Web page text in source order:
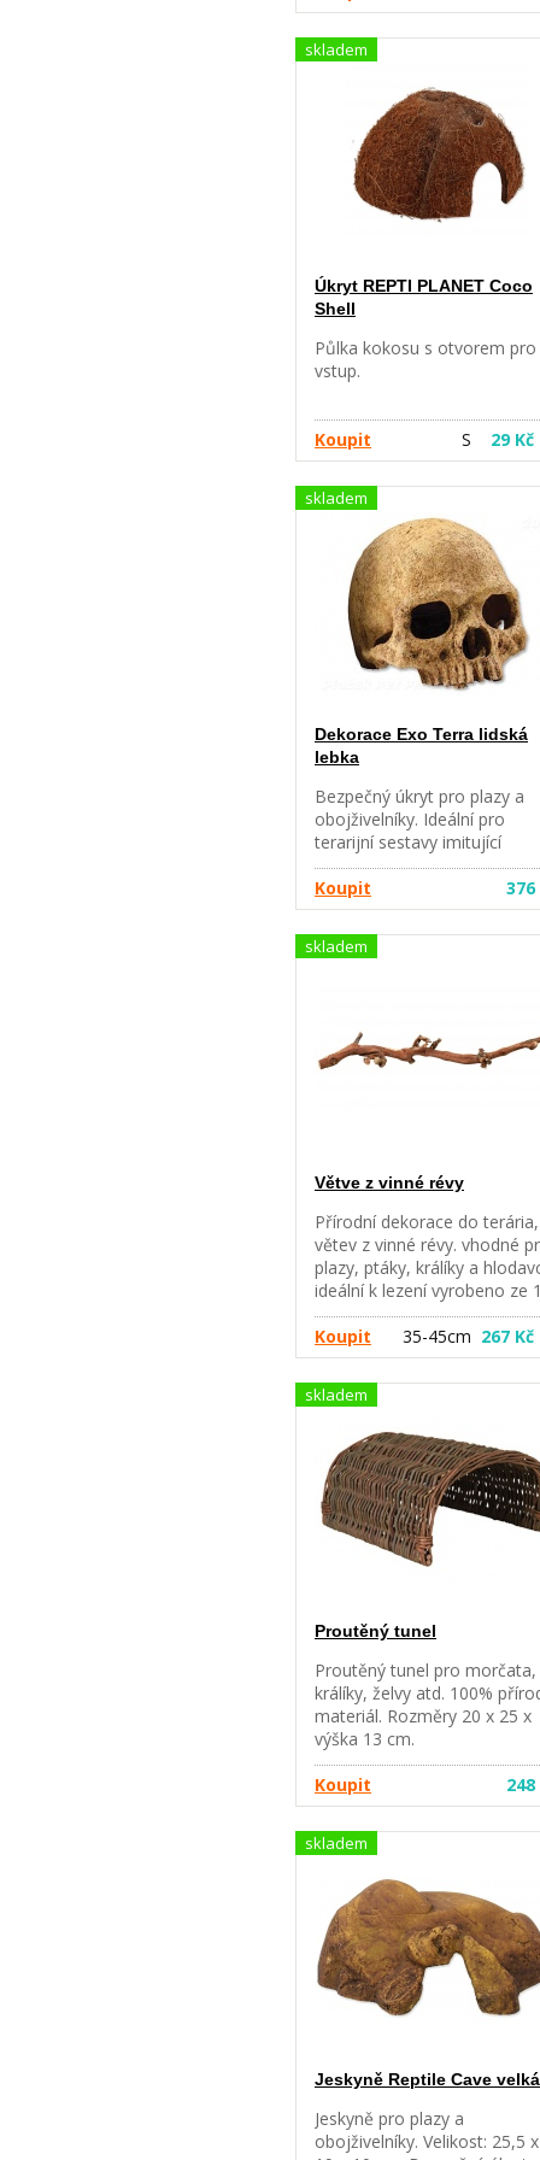
bezpečí, zejména stromové
druhy žab budou tuto
hojně využívat. Rostliny je
možno použít v akvateráriích
pro mláďata vodních želv,
vytvoříme plovoucí ostrůvky
místa pro slunění. Nádherně
působí kombinace s
kůrou. Velikost cca 200 cm.
skladem
Úkryt REPTI PLANET Coco
Shell
Půlka kokosu s otvorem pro
vstup.
Koupit S 29 Kč
skladem
Dekorace Exo Terra lidská
lebka
Bezpečný úkryt pro plazy a
obojživelníky. Ideální pro
terarijní sestavy imitující
pouštní a deštný prales.
Velikost: 15 x 11,5 cm, výška
10,5 cm.
Koupit 376
skladem
Větve z vinné révy
Přírodní dekorace do terária,
větev z vinné révy. vhodné
plazy, ptáky, králíky a
ideální k lezení vyrobeno ze
% přírodního materiálu
Obrázek je pouze ilustrační.
Koupit 35-45cm 267 Kč
skladem
Proutěný tunel
Proutěný tunel pro morčata,
králíky, želvy atd. 100%
materiál. Rozměry 20 x 25 x
výška 13 cm.
Koupit
248
skladem
Jeskyně Reptile Cave velká
Jeskyně pro plazy a
obojživelníky. Velikost: 25,5 x